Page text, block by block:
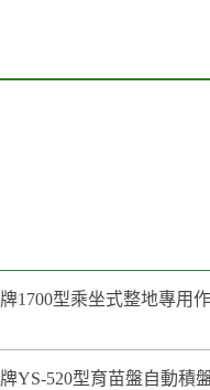
1700型乘坐式整地專用
YS-520型育苗盤自動積